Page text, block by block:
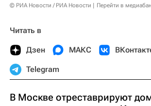
© РИА Новости / РИА Новости Перейти в
Читать в
Дзен МАКС
Telegram
В Москве отреставрируют